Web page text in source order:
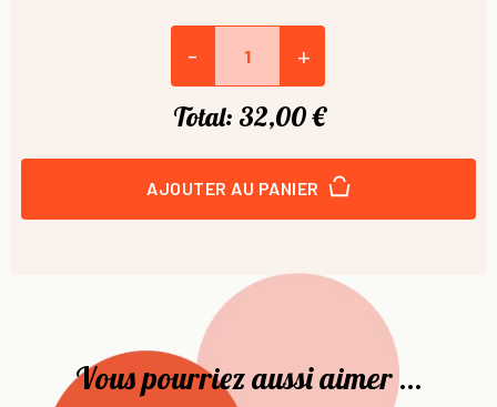
- +
Total: 32,00 €
AJOUTER AU PANIER
Vous pourriez aussi aimer ...